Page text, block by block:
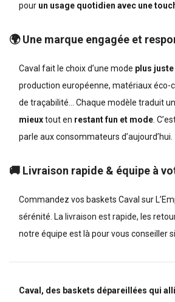
pour un usage quotidien avec une
🌍 Une marque engagée et
Caval fait le choix d’une mode plus
production européenne, matériaux éco-
de traçabilité… Chaque modèle traduit
mieuxtout en restant fun et mode .
parle aux consommateurs d’aujourd’hui.
🚚 Livraison rapide & équipe à
Commandez vos baskets Caval sur
sérénité. La livraison est rapide, les
notre équipe est là pour vous conseiller
Caval, des baskets dépareillées qui